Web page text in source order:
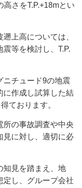
高さをT.P.+18mとい
上高については、
等を検討し、T.P.
ニチュード9の地震
に作成し試算した結
ております。
所の事故調査や中央
見に対し、適切に必
知見を踏まえ、地
定し、グループ会社